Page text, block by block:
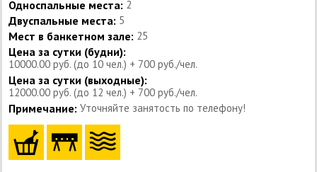
Односпальные места: 2
Двуспальные места: 5
Мест в банкетном зале: 25
Цена за сутки (будни):
10000.00 руб. (до 10 чел.) + 700 руб./чел.
Цена за сутки (выходные):
12000.00 руб. (до 12 чел.) + 700 руб./чел.
Примечание: Уточняйте занятость по телефону!